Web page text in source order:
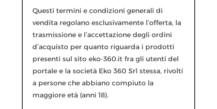
Questi termini e condizioni generali di
vendita regolano esclusivamente l’offerta, la
trasmissione e l’accettazione degli ordini
d’acquisto per quanto riguarda i prodotti
presenti sul sito eko-360.it fra gli utenti del
portale e la società Eko 360 Srl stessa, rivolti
a persone che abbiano compiuto la
maggiore età (anni 18).